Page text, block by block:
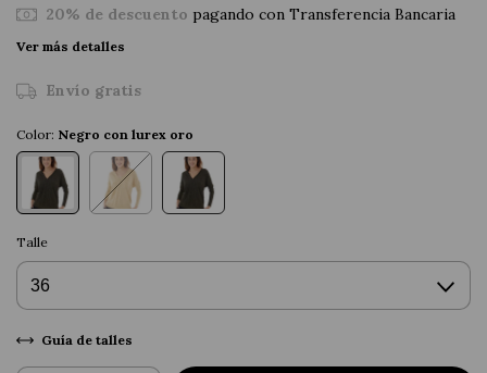
20% de descuento pagando con Transferencia Bancaria
Ver más detalles
Envío gratis
Color: Negro con lurex oro
Talle
Guía de talles